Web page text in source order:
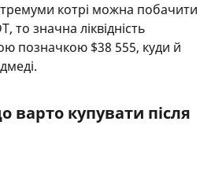
котрі можна побачити
то значна ліквідність
позначкою $38 555, куди й
варто купувати після